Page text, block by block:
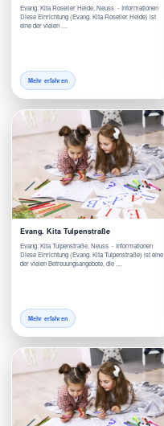
Evang. Kita Roseller Heide, Neuss - Informationen
Diese Einrichtung (Evang. Kita Roseller Heide) ist
eine der vielen …
Mehr erfahren
Evang. Kita Tulpenstraße
Evang. Kita Tulpenstraße, Neuss - Informationen
Diese Einrichtung (Evang. Kita Tulpenstraße) ist eine
der vielen Betreuungsangebote, die …
Mehr erfahren